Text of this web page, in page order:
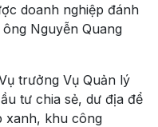
doanh nghiệp đánh
Nguyễn Quang
trưởng Vụ Quản lý
tư chia sẻ, dư địa để
xanh, khu công